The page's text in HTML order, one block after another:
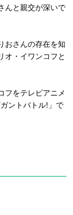
んと親交が深いで
おさんの存在を知
オ・イワンコフと
フをテレビアニメ
ントバトル!」で